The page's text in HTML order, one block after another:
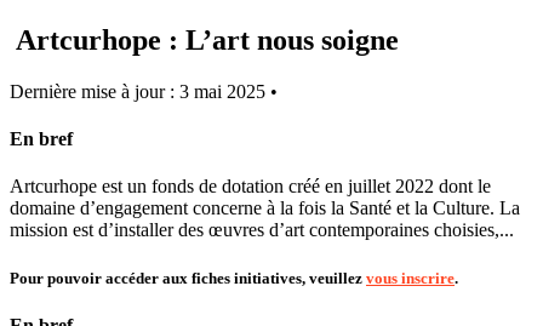
Artcurhope : L’art nous soigne
Dernière mise à jour : 3 mai 2025 •
En bref
Artcurhope est un fonds de dotation créé en juillet 2022 dont le
domaine d’engagement concerne à la fois la Santé et la Culture. La
mission est d’installer des œuvres d’art contemporaines choisies,...
Pour pouvoir accéder aux fiches initiatives, veuillez vous inscrire.